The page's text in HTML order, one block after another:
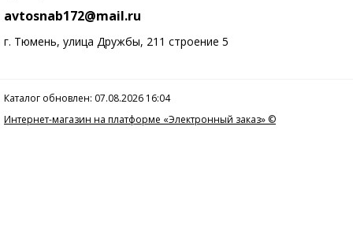
avtosnab172@mail.ru
г. Тюмень, улица Дружбы, 211 строение 5
Каталог обновлен: 07.08.2026 16:04
Интернет-магазин на платформе «Электронный заказ» ©